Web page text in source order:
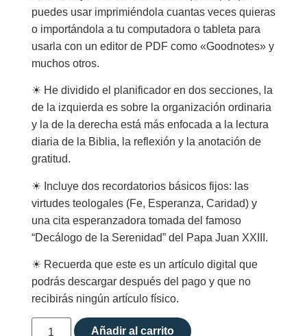
puedes usar imprimiéndola cuantas veces quieras
o importándola a tu computadora o tableta para
usarla con un editor de PDF como «Goodnotes» y
muchos otros.
☀︎ He dividido el planificador en dos secciones, la
de la izquierda es sobre la organización ordinaria
y la de la derecha está más enfocada a la lectura
diaria de la Biblia, la reflexión y la anotación de
gratitud.
☀︎ Incluye dos recordatorios básicos fijos: las
virtudes teologales (Fe, Esperanza, Caridad) y
una cita esperanzadora tomada del famoso
“Decálogo de la Serenidad” del Papa Juan XXIII.
☀︎ Recuerda que este es un artículo digital que
podrás descargar después del pago y que no
recibirás ningún artículo físico.
Añadir al carrito